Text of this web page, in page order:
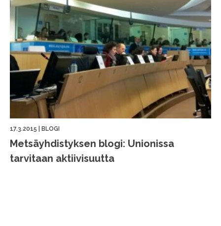
17.3.2015 BLOGI
Metsäyhdistyksen blogi: Unionissa
tarvitaan aktiivisuutta